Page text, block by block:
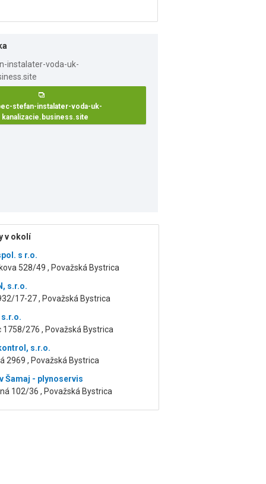
stefan-instalater-voda-uk-
kanalizacie.business.site
v okolí
s r.o.
528/49 , Považská Bystrica
s.r.o.
17-27 , Považská Bystrica
s.r.o.
1758/276 , Považská Bystrica
s.r.o.
2969 , Považská Bystrica
Šamaj - plynoservis
102/36 , Považská Bystrica